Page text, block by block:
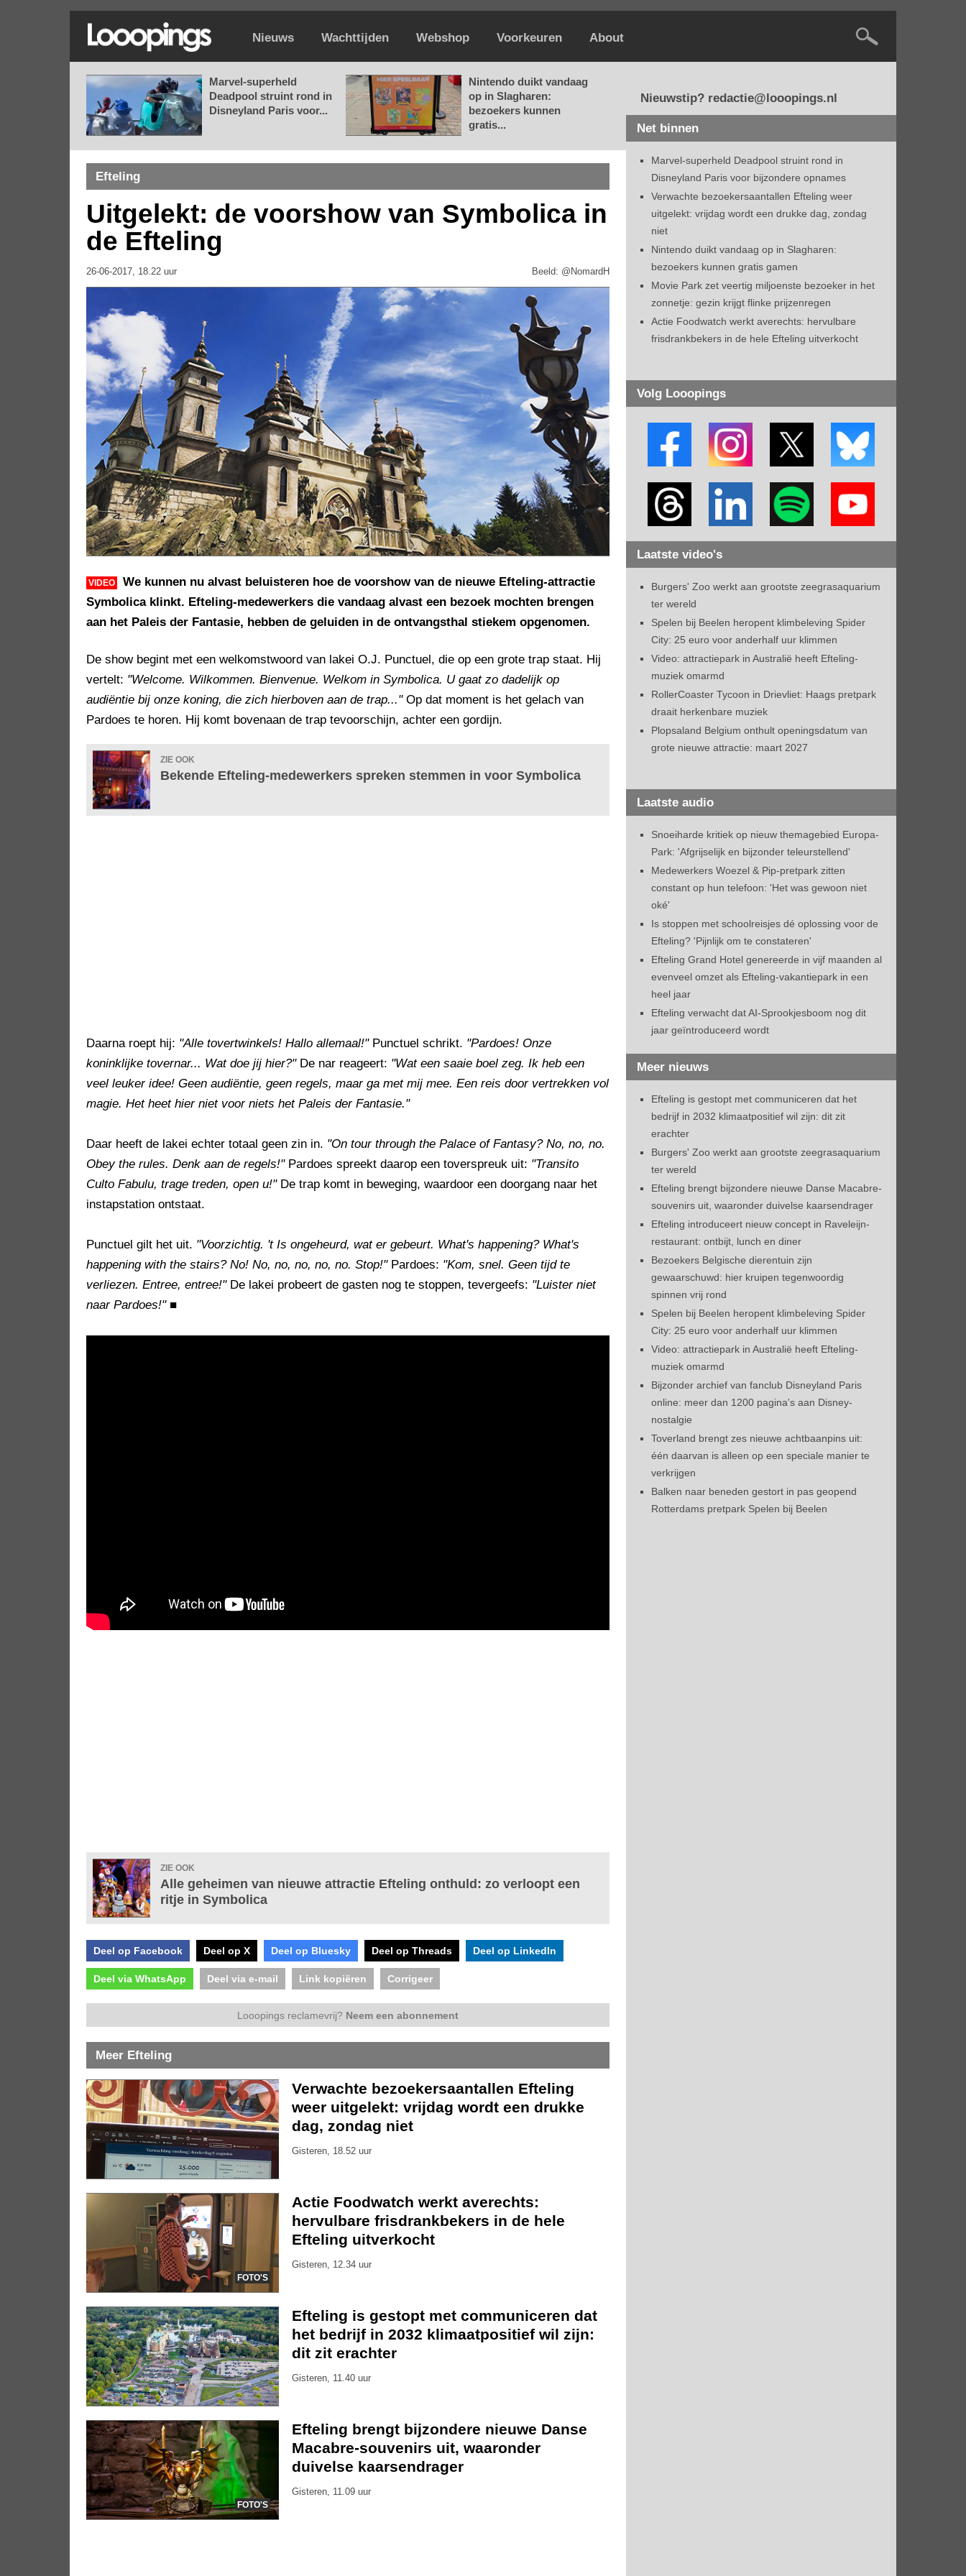
Nieuws Wachttijden Webshop Voorkeuren About
Marvel-superheld
Deadpool struint rond in
Disneyland Paris voor...
Nintendo duikt vandaag
op in Slagharen:
bezoekers kunnen
gratis...
Efteling
Uitgelekt: de voorshow van Symbolica in
de Efteling
26-06-2017, 18.22 uur Beeld: @NomardH
VIDEO
We kunnen nu alvast beluisteren hoe de voorshow van de nieuwe Efteling-attractie
Symbolica klinkt. Efteling-medewerkers die vandaag alvast een bezoek mochten brengen
aan het Paleis der Fantasie, hebben de geluiden in de ontvangsthal stiekem opgenomen.
De show begint met een welkomstwoord van lakei O.J. Punctuel, die op een grote trap staat. Hij
vertelt: "Welcome. Wilkommen. Bienvenue. Welkom in Symbolica. U gaat zo dadelijk op
audiëntie bij onze koning, die zich hierboven aan de trap..."Op dat moment is het gelach van
Pardoes te horen. Hij komt bovenaan de trap tevoorschijn, achter een gordijn.
ZIE OOK
Bekende Efteling-medewerkers spreken stemmen in voor Symbolica
Daarna roept hij: "Alle tovertwinkels! Hallo allemaal!"Punctuel schrikt. "Pardoes! Onze
koninklijke tovernar... Wat doe jij hier?"De nar reageert: "Wat een saaie boel zeg. Ik heb een
veel leuker idee! Geen audiëntie, geen regels, maar ga met mij mee. Een reis door vertrekken vol
magie. Het heet hier niet voor niets het Paleis der Fantasie."
Daar heeft de lakei echter totaal geen zin in. "On tour through the Palace of Fantasy? No, no, no.
Obey the rules. Denk aan de regels!"Pardoes spreekt daarop een toverspreuk uit: "Transito
Culto Fabulu, trage treden, open u!"De trap komt in beweging, waardoor een doorgang naar het
instapstation ontstaat.
Punctuel gilt het uit. "Voorzichtig. 't Is ongeheurd, wat er gebeurt. What's happening? What's
happening with the stairs? No! No, no, no, no, no. Stop!"Pardoes: "Kom, snel. Geen tijd te
verliezen. Entree, entree!"De lakei probeert de gasten nog te stoppen, tevergeefs: "Luister niet
naar Pardoes!" ■
ZIE OOK
Alle geheimen van nieuwe attractie Efteling onthuld: zo verloopt een
ritje in Symbolica
Deel op Facebook Deel op X Deel op Bluesky Deel op Threads Deel op LinkedIn
Deel via WhatsApp Deel via e-mail Link kopiëren Corrigeer
Looopings reclamevrij? Neem een abonnement
Meer Efteling
Verwachte bezoekersaantallen Efteling
weer uitgelekt: vrijdag wordt een drukke
dag, zondag niet
Gisteren, 18.52 uur
FOTO'S
Actie Foodwatch werkt averechts:
hervulbare frisdrankbekers in de hele
Efteling uitverkocht
Gisteren, 12.34 uur
Efteling is gestopt met communiceren dat
het bedrijf in 2032 klimaatpositief wil zijn:
dit zit erachter
Gisteren, 11.40 uur
FOTO'S
Efteling brengt bijzondere nieuwe Danse
Macabre-souvenirs uit, waaronder
duivelse kaarsendrager
Gisteren, 11.09 uur
Nieuwstip? redactie@looopings.nl
Net binnen
Marvel-superheld Deadpool struint rond in
Disneyland Paris voor bijzondere opnames
Verwachte bezoekersaantallen Efteling weer
uitgelekt: vrijdag wordt een drukke dag, zondag
niet
Nintendo duikt vandaag op in Slagharen:
bezoekers kunnen gratis gamen
Movie Park zet veertig miljoenste bezoeker in het
zonnetje: gezin krijgt flinke prijzenregen
Actie Foodwatch werkt averechts: hervulbare
frisdrankbekers in de hele Efteling uitverkocht
Volg Looopings
Laatste video's
Burgers' Zoo werkt aan grootste zeegrasaquarium
ter wereld
Spelen bij Beelen heropent klimbeleving Spider
City: 25 euro voor anderhalf uur klimmen
Video: attractiepark in Australië heeft Efteling-
muziek omarmd
RollerCoaster Tycoon in Drievliet: Haags pretpark
draait herkenbare muziek
Plopsaland Belgium onthult openingsdatum van
grote nieuwe attractie: maart 2027
Laatste audio
Snoeiharde kritiek op nieuw themagebied Europa-
Park: 'Afgrijselijk en bijzonder teleurstellend'
Medewerkers Woezel & Pip-pretpark zitten
constant op hun telefoon: 'Het was gewoon niet
oké'
Is stoppen met schoolreisjes dé oplossing voor de
Efteling? 'Pijnlijk om te constateren'
Efteling Grand Hotel genereerde in vijf maanden al
evenveel omzet als Efteling-vakantiepark in een
heel jaar
Efteling verwacht dat AI-Sprookjesboom nog dit
jaar geïntroduceerd wordt
Meer nieuws
Efteling is gestopt met communiceren dat het
bedrijf in 2032 klimaatpositief wil zijn: dit zit
erachter
Burgers' Zoo werkt aan grootste zeegrasaquarium
ter wereld
Efteling brengt bijzondere nieuwe Danse Macabre-
souvenirs uit, waaronder duivelse kaarsendrager
Efteling introduceert nieuw concept in Raveleijn-
restaurant: ontbijt, lunch en diner
Bezoekers Belgische dierentuin zijn
gewaarschuwd: hier kruipen tegenwoordig
spinnen vrij rond
Spelen bij Beelen heropent klimbeleving Spider
City: 25 euro voor anderhalf uur klimmen
Video: attractiepark in Australië heeft Efteling-
muziek omarmd
Bijzonder archief van fanclub Disneyland Paris
online: meer dan 1200 pagina's aan Disney-
nostalgie
Toverland brengt zes nieuwe achtbaanpins uit:
één daarvan is alleen op een speciale manier te
verkrijgen
Balken naar beneden gestort in pas geopend
Rotterdams pretpark Spelen bij Beelen